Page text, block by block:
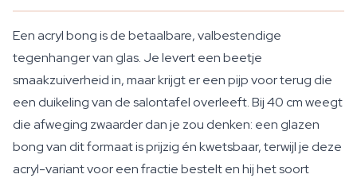
Een acryl bong is de betaalbare, valbestendige
tegenhanger van glas. Je levert een beetje
smaakzuiverheid in, maar krijgt er een pijp voor terug die
een duikeling van de salontafel overleeft. Bij 40 cm weegt
die afweging zwaarder dan je zou denken: een glazen
bong van dit formaat is prijzig én kwetsbaar, terwijl je deze
acryl-variant voor een fractie bestelt en hij het soort